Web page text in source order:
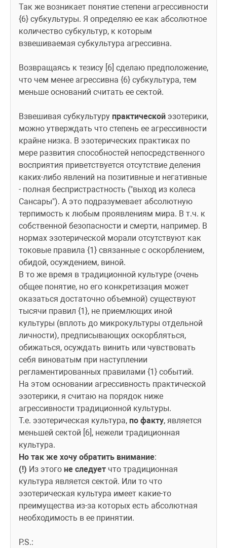
Так же возникает понятие степени агрессивности
{6} субкультуры. Я определяю ее как абсолютное
количество субкультур, к которым
взвешиваемая субкультура агрессивна.
Возвращаясь к тезису [6] сделаю предположение,
что чем менее агрессивна {6} субкультура, тем
меньше оснований считать ее сектой.
Взвешивая субкультуру практической эзотерики,
можно утверждать что степень ее агрессивности
крайне низка. В эзотерических практиках по
мере развития способностей непосредственного
восприятия приветствуется отсутствие деления
каких-либо явлений на позитивные и негативные
- полная беспристрастность ("выход из колеса
Сансары"). А это подразумевает абсолютную
терпимость к любым проявлениям мира. В т.ч. к
собственной безопасности и смерти, например. В
нормах эзотерической морали отсутствуют как
токовые правила {1} связанные с оскорблением,
обидой, осуждением, виной.
В то же время в традиционной культуре (очень
общее понятие, но его конкретизация может
оказаться достаточно объемной) существуют
тысячи правил {1}, не приемлющих иной
культуры (вплоть до микрокультуры отдельной
личности), предписывающих оскорбляться,
обижаться, осуждать винить или чувствовать
себя виноватым при наступлении
регламентированных правилами {1} событий.
На этом основании агрессивность практической
эзотерики, я считаю на порядок ниже
агрессивности традиционной культуры.
Т.е. эзотерическая культура, по факту, является
меньшей сектой [6], нежели традиционная
культура.
Но так же хочу обратить внимание:
(!) Из этого не следует что традиционная
культура является сектой. Или то что
эзотерическая культура имеет какие-то
преимущества из-за которых есть абсолютная
необходимость в ее принятии.
P.S.: